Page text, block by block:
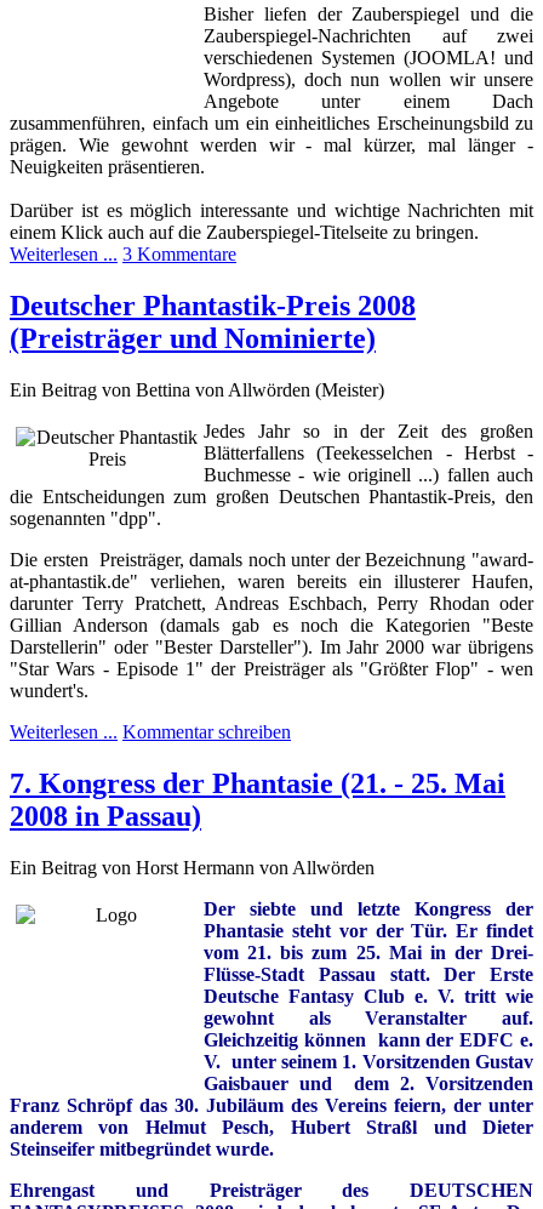
Bisher liefen der Zauberspiegel und die
Zauberspiegel-Nachrichten auf zwei
verschiedenen Systemen (JOOMLA! und
Wordpress), doch nun wollen wir unsere
Angebote unter einem Dach
zusammenführen, einfach um ein einheitliches Erscheinungsbild zu
prägen. Wie gewohnt werden wir - mal kürzer, mal länger -
Neuigkeiten präsentieren.
Darüber ist es möglich interessante und wichtige Nachrichten mit
einem Klick auch auf die Zauberspiegel-Titelseite zu bringen.
Weiterlesen ... 3 Kommentare
Deutscher Phantastik-Preis 2008
(Preisträger und Nominierte)
Ein Beitrag von Bettina von Allwörden (Meister)
Jedes Jahr so in der Zeit des großen
Blätterfallens (Teekesselchen - Herbst -
Buchmesse - wie originell ...) fallen auch
die Entscheidungen zum großen Deutschen Phantastik-Preis, den
sogenannten "dpp".
Die ersten Preisträger, damals noch unter der Bezeichnung "award-
at-phantastik.de" verliehen, waren bereits ein illusterer Haufen,
darunter Terry Pratchett, Andreas Eschbach, Perry Rhodan oder
Gillian Anderson (damals gab es noch die Kategorien "Beste
Darstellerin" oder "Bester Darsteller"). Im Jahr 2000 war übrigens
"Star Wars - Episode 1" der Preisträger als "Größter Flop" - wen
wundert's.
Weiterlesen ... Kommentar schreiben
7. Kongress der Phantasie (21. - 25. Mai
2008 in Passau)
Ein Beitrag von Horst Hermann von Allwörden
Der siebte und letzte Kongress der
Phantasie steht vor der Tür. Er findet
vom 21. bis zum 25. Mai in der Drei-
Flüsse-Stadt Passau statt. Der Erste
Deutsche Fantasy Club e. V. tritt wie
gewohnt als Veranstalter auf.
Gleichzeitig können kann der EDFC e.
V. unter seinem 1. Vorsitzenden Gustav
Gaisbauer und dem 2. Vorsitzenden
Franz Schröpf das 30. Jubiläum des Vereins feiern, der unter
anderem von Helmut Pesch, Hubert Straßl und Dieter
Steinseifer mitbegründet wurde.
Ehrengast und Preisträger des DEUTSCHEN